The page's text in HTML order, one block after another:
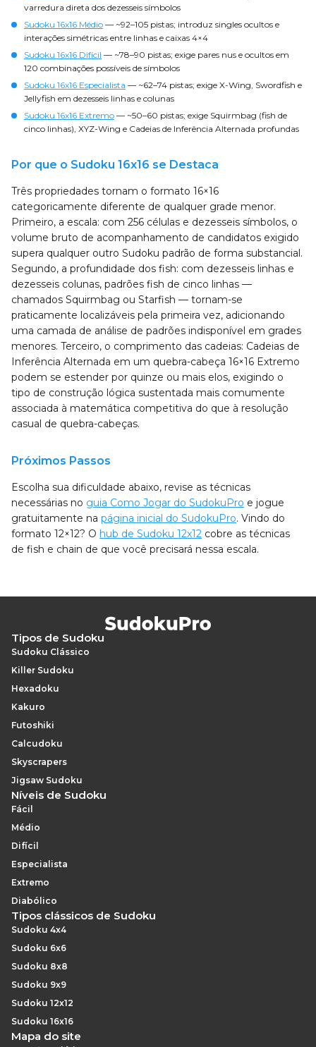
varredura direta dos dezesseis símbolos
Sudoku 16x16 Médio — ~92–105 pistas; introduz singles ocultos e
interações simétricas entre linhas e caixas 4×4
Sudoku 16x16 Difícil — ~78–90 pistas; exige pares nus e ocultos em
120 combinações possíveis de símbolos
Sudoku 16x16 Especialista — ~62–74 pistas; exige X-Wing, Swordfish e
Jellyfish em dezesseis linhas e colunas
Sudoku 16x16 Extremo — ~50–60 pistas; exige Squirmbag (fish de
cinco linhas), XYZ-Wing e Cadeias de Inferência Alternada profundas
Por que o Sudoku 16x16 se Destaca
Três propriedades tornam o formato 16×16
categoricamente diferente de qualquer grade menor.
Primeiro, a escala: com 256 células e dezesseis símbolos, o
volume bruto de acompanhamento de candidatos exigido
supera qualquer outro Sudoku padrão de forma substancial.
Segundo, a profundidade dos fish: com dezesseis linhas e
dezesseis colunas, padrões fish de cinco linhas —
chamados Squirmbag ou Starfish — tornam-se
praticamente localizáveis pela primeira vez, adicionando
uma camada de análise de padrões indisponível em grades
menores. Terceiro, o comprimento das cadeias: Cadeias de
Inferência Alternada em um quebra-cabeça 16×16 Extremo
podem se estender por quinze ou mais elos, exigindo o
tipo de construção lógica sustentada mais comumente
associada à matemática competitiva do que à resolução
casual de quebra-cabeças.
Próximos Passos
Escolha sua dificuldade abaixo, revise as técnicas
necessárias no guia Como Jogar do SudokuPro e jogue
gratuitamente na página inicial do SudokuPro. Vindo do
formato 12×12? O hub de Sudoku 12x12 cobre as técnicas
de fish e chain de que você precisará nessa escala.
Tipos de Sudoku
Sudoku Clássico
Killer Sudoku
Hexadoku
Kakuro
Futoshiki
Calcudoku
Skyscrapers
Jigsaw Sudoku
Níveis de Sudoku
Fácil
Médio
Difícil
Especialista
Extremo
Diabólico
Tipos clássicos de Sudoku
Sudoku 4x4
Sudoku 6x6
Sudoku 8x8
Sudoku 9x9
Sudoku 12x12
Sudoku 16x16
Mapa do site